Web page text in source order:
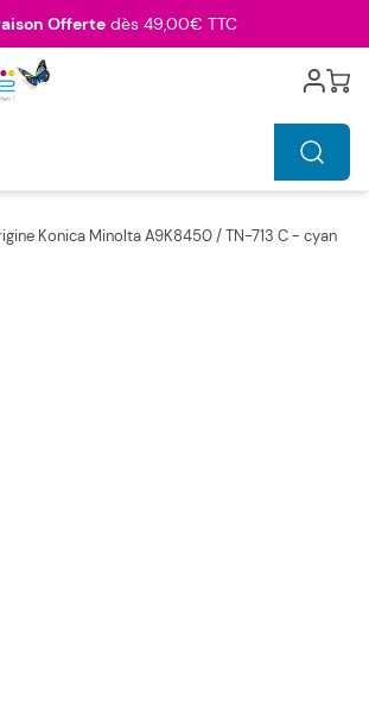
Offertedès 49,00€ TTC
Cart
Konica Minolta A9K8450 / TN-713 C - cyan
in fullscreen